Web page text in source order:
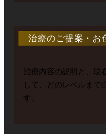
治療のご提案・お
治療内容の説明と、現
して、どのレベルまで
す。